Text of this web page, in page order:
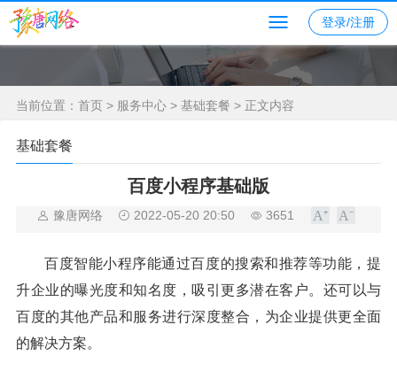
登录/注册
当前位置： 首页 > 服务中心 > 基础套餐 > 正文内容
基础套餐
百度小程序基础版
豫唐网络 2022-05-20 20:50 3651
百度智能小程序能通过百度的搜索和推荐等功能，提
升企业的曝光度和知名度，吸引更多潜在客户。还可以与
百度的其他产品和服务进行深度整合，为企业提供更全面
的解决方案。